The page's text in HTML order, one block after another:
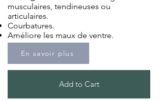
musculaires, tendineuses ou
articulaires.
Courbatures.
Améliore les maux de ventre.
En savoir plus
Add to Cart